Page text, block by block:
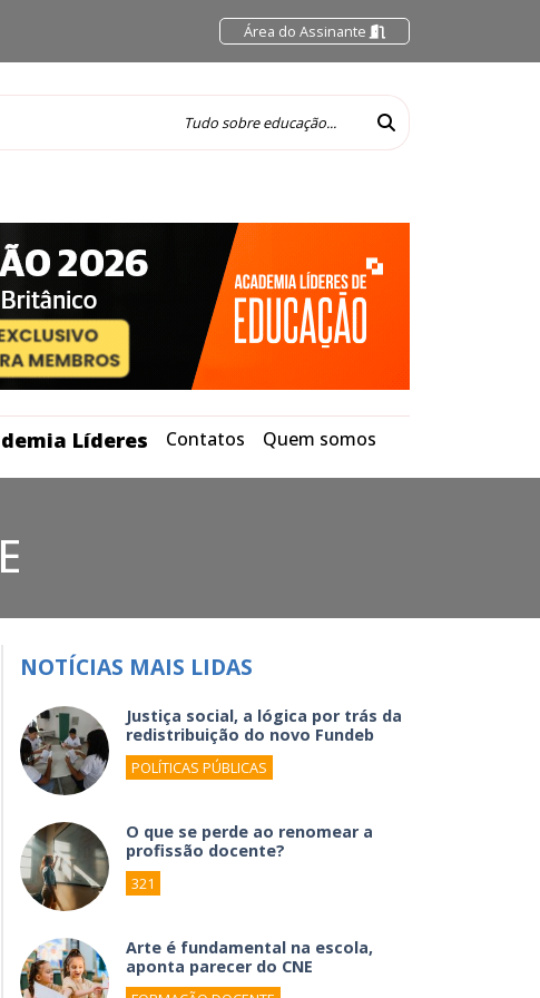
Área do Assinante
Líderes Contatos Quem somos
NOTÍCIAS MAIS LIDAS
Justiça social, a lógica por trás da
redistribuição do novo Fundeb
POLÍTICAS PÚBLICAS
O que se perde ao renomear a
profissão docente?
321
Arte é fundamental na escola,
aponta parecer do CNE